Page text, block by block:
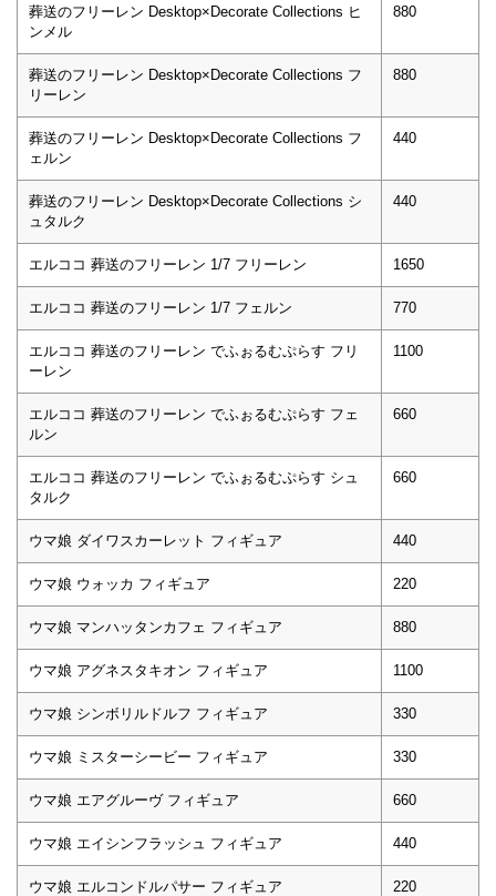
葬送のフリーレン Desktop×Decorate Collections ヒ
ンメル
880
葬送のフリーレン Desktop×Decorate Collections フ
リーレン
880
葬送のフリーレン Desktop×Decorate Collections フ
ェルン
440
葬送のフリーレン Desktop×Decorate Collections シ
ュタルク
440
エルココ 葬送のフリーレン 1/7 フリーレン 1650
エルココ 葬送のフリーレン 1/7 フェルン 770
エルココ 葬送のフリーレン でふぉるむぷらす フリ
ーレン
1100
エルココ 葬送のフリーレン でふぉるむぷらす フェ
ルン
660
エルココ 葬送のフリーレン でふぉるむぷらす シュ
タルク
660
ウマ娘 ダイワスカーレット フィギュア 440
ウマ娘 ウォッカ フィギュア 220
ウマ娘 マンハッタンカフェ フィギュア 880
ウマ娘 アグネスタキオン フィギュア 1100
ウマ娘 シンボリルドルフ フィギュア 330
ウマ娘 ミスターシービー フィギュア 330
ウマ娘 エアグルーヴ フィギュア 660
ウマ娘 エイシンフラッシュ フィギュア 440
ウマ娘 エルコンドルパサー フィギュア 220